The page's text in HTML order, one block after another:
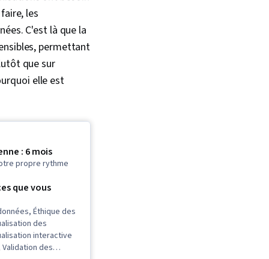
les
C'est là que la
permettant
que sur
elle est
: 6 mois
propre rythme
que vous
Éthique des
des
interactive
des